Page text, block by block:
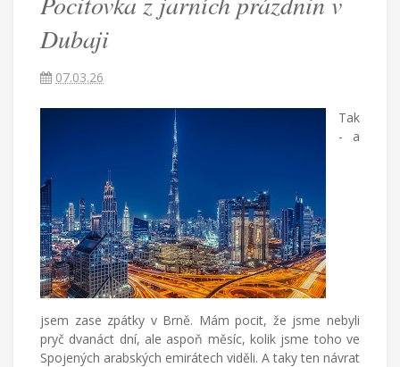
Dubaji
Češka
žijící
Turecku
píše
blog
životě
cizích
zemích,
mateřství
Dubaji
07.03.26
Tak
- a
jsem zase zpátky v Brně. Mám pocit, že jsme nebyli
pryč dvanáct dní, ale aspoň měsíc, kolik jsme toho ve
Spojených arabských emirátech viděli. A taky ten návrat